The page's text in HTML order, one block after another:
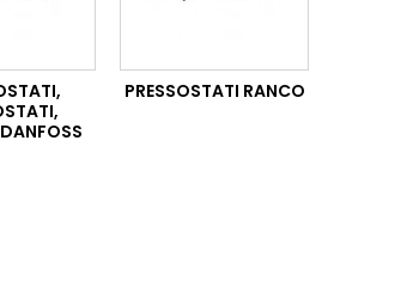
PRESSOSTATI RANCO